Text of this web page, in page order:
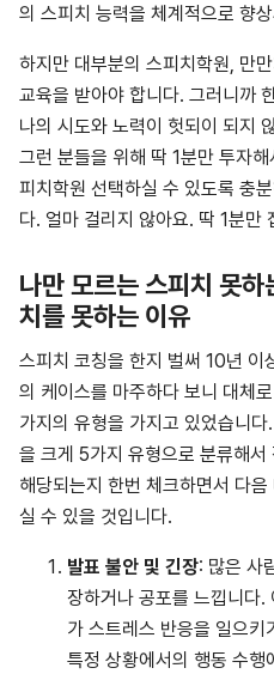
의 스피치 능력을 체계적으로 향
하지만 대부분의 스피치학원, 만
교육을 받아야 합니다. 그러니까
나의 시도와 노력이 헛되이 되지
그런 분들을 위해 딱 1분만 투자
피치학원 선택하실 수 있도록 충
다. 얼마 걸리지 않아요. 딱 1분만
나만 모르는 스피치 못
치를 못하는 이유
스피치 코칭을 한지 벌써 10년 이
의 케이스를 마주하다 보니 대체
가지의 유형을 가지고 있었습니
을 크게 5가지 유형으로 분류해서
해당되는지 한번 체크하면서 다
실 수 있을 것입니다.
발표 불안 및 긴장: 많은 사
장하거나 공포를 느낍니다.
가 스트레스 반응을 일으키
특정 상황에서의 행동 수행